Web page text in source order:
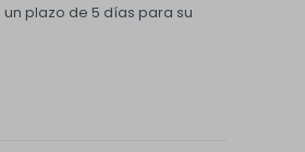
plazo de 5 días para su